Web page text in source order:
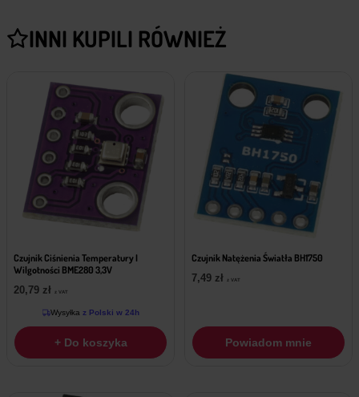
INNI KUPILI RÓWNIEŻ
Czujnik Ciśnienia Temperatury I
Wilgotności BME280 3,3V
20,79 zł z VAT
Wysyłka z Polski w 24h
+ Do koszyka
Czujnik Natężenia Światła BH1750
7,49 zł z VAT
Powiadom mnie